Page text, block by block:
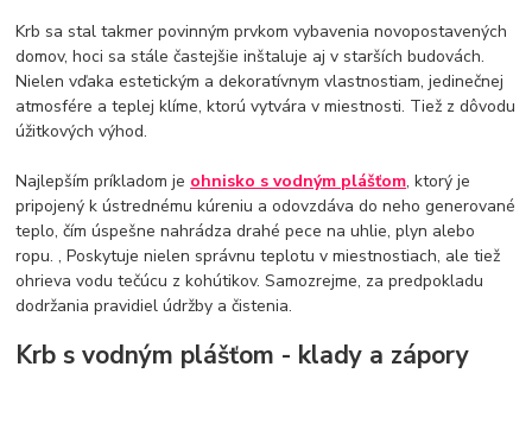
Zápustné umývadlá
sprchový záves
vodovodná batéria
čierna kúpelňová batéria
vaňa retro
voľne stojaca vaňa
retro kúpeľne
Nákup tovaru pre firmy bez DPH
Bez DPH
Ako znížiť náklady
Ako znížiť náklady na firmu
szco nakup bez dph
szco nakup bez dph nakupovanie na firmu bez dph
Krb sa stal takmer povinným prvkom vybavenia novopostavených
domov, hoci sa stále častejšie inštaluje aj v starších budovách.
Nielen vďaka estetickým a dekoratívnym vlastnostiam, jedinečnej
atmosfére a teplej klíme, ktorú vytvára v miestnosti. Tiež z dôvodu
úžitkových výhod.
Najlepším príkladom je ohnisko s vodným plášťom, ktorý je
pripojený k ústrednému kúreniu a odovzdáva do neho generované
teplo, čím úspešne nahrádza drahé pece na uhlie, plyn alebo
ropu. , Poskytuje nielen správnu teplotu v miestnostiach, ale tiež
ohrieva vodu tečúcu z kohútikov. Samozrejme, za predpokladu
dodržania pravidiel údržby a čistenia.
Krb s vodným plášťom - klady a zápory